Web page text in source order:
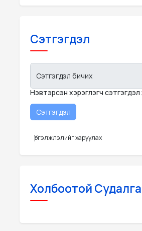
Сэтгэгдэл
Сэтгэгдэл бичих
Нэвтэрсэн хэрэглэгч
Үргэлжлэлийг харуулах
Холбоотой